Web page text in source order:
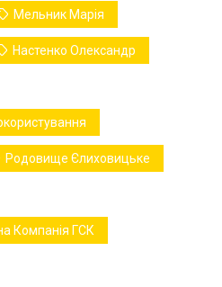
Мельник Марія
Настенко Олександр
Родовище Єлиховицьке
Компанія ГСК